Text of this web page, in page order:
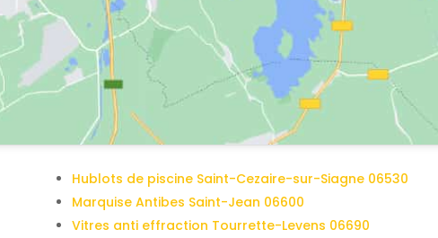
Hublots de piscine Saint-Cezaire-sur-Siagne 06530
Marquise Antibes Saint-Jean 06600
Vitres anti effraction Tourrette-Levens 06690